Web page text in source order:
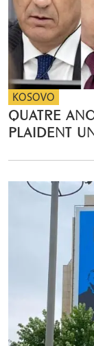
KOSOVO
QUATRE
PLAIDENT